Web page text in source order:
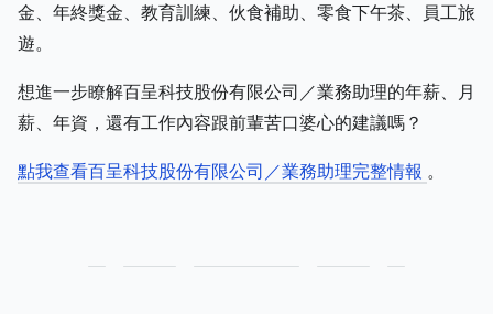
金、年終獎金、教育訓練、伙食補助、零食下午茶、員工旅
遊。
想進一步瞭解百呈科技股份有限公司／業務助理的年薪、月
薪、年資，還有工作內容跟前輩苦口婆心的建議嗎？
點我查看百呈科技股份有限公司／業務助理完整情報 。